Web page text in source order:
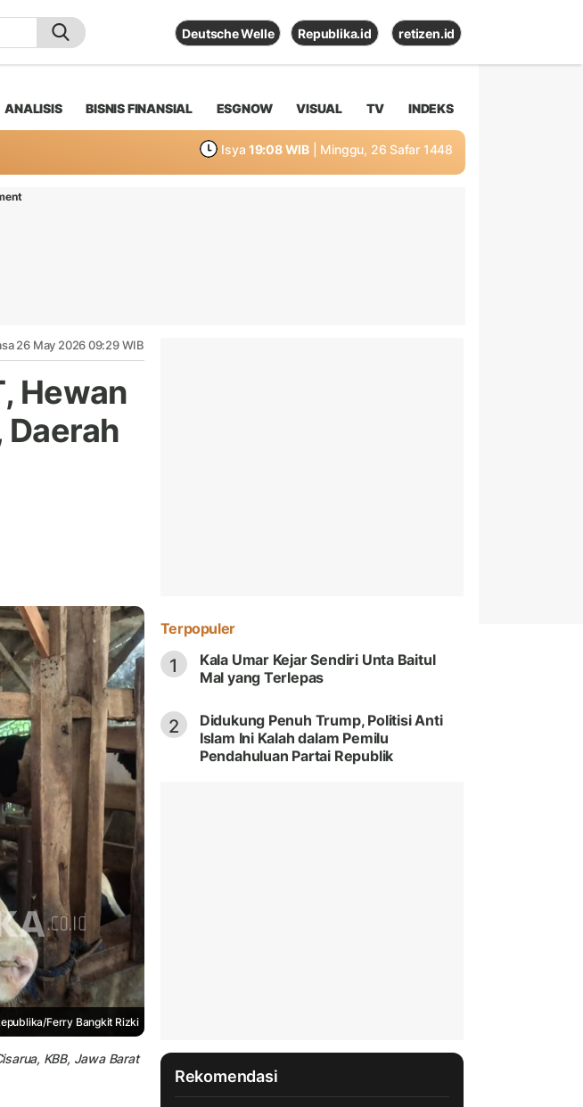
Deutsche Welle Republika.id retizen.id
ANALISIS BISNIS FINANSIAL ESGNOW VISUAL TV INDEKS
Isya 19:08 WIB | Minggu, 26 Safar 1448
26 May 2026 09:29 WIB
Hewan
Ferry Bangkit Rizki
KBB, Jawa Barat
Terpopuler
1
Kala Umar Kejar Sendiri Unta Baitul
Mal yang Terlepas
2
Didukung Penuh Trump, Politisi Anti
Islam Ini Kalah dalam Pemilu
Pendahuluan Partai Republik
Rekomendasi